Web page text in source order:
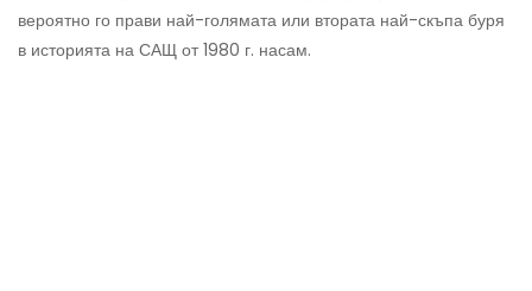
вероятно го прави най-голямата или втората най-скъпа буря
в историята на САЩ от 1980 г. насам.